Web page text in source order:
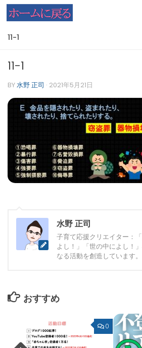
コンテンツへスキップ
11-1
11-1
BY水野 正司 · 2021年5月21日
水野 正司
子育て応援クリエイター：
よし！」「世の中によし
なる活動を創造しています。
おすすめ
0